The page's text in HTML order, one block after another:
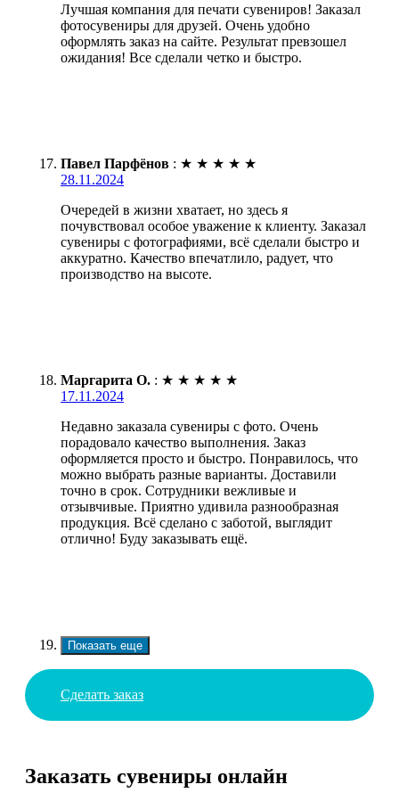
Лучшая компания для печати сувениров! Заказал
фотосувениры для друзей. Очень удобно
оформлять заказ на сайте. Результат превзошел
ожидания! Все сделали четко и быстро.
Павел Парфёнов : ★ ★ ★ ★ ★
28.11.2024
Очередей в жизни хватает, но здесь я
почувствовал особое уважение к клиенту. Заказал
сувениры с фотографиями, всё сделали быстро и
аккуратно. Качество впечатлило, радует, что
производство на высоте.
Маргарита О. : ★ ★ ★ ★ ★
17.11.2024
Недавно заказала сувениры с фото. Очень
порадовало качество выполнения. Заказ
оформляется просто и быстро. Понравилось, что
можно выбрать разные варианты. Доставили
точно в срок. Сотрудники вежливые и
отзывчивые. Приятно удивила разнообразная
продукция. Всё сделано с заботой, выглядит
отлично! Буду заказывать ещё.
Показать еще
Сделать заказ
Заказать сувениры онлайн